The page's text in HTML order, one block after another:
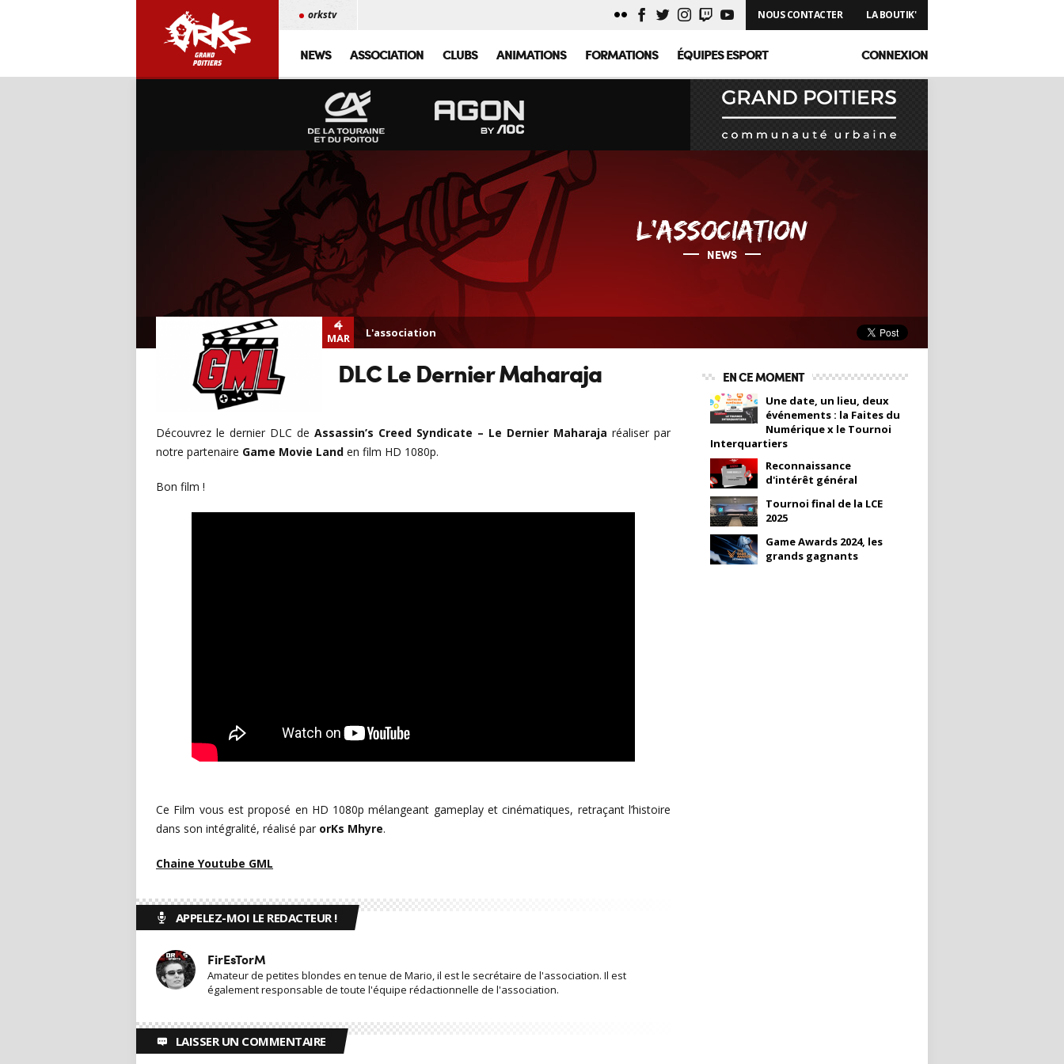
LA BOUTIK'
NOUS CONTACTER
orkstv
NEWS ASSOCIATION CLUBS ANIMATIONS FORMATIONS ÉQUIPES ESPORT CONNEXION
L'ASSOCIATION
NEWS
4
MAR L'association
DLC Le Dernier Maharaja
Découvrez le dernier DLC de Assassin’s Creed Syndicate – Le Dernier Maharaja réaliser par
notre partenaire Game Movie Land en film HD 1080p.
Bon film !
Ce Film vous est proposé en HD 1080p mélangeant gameplay et cinématiques, retraçant l’histoire
dans son intégralité, réalisé par orKs Mhyre.
Chaine Youtube GML
APPELEZ-MOI LE REDACTEUR !
FirEsTorM
Amateur de petites blondes en tenue de Mario, il est le secrétaire de l'association. Il est
également responsable de toute l'équipe rédactionnelle de l'association.
LAISSER UN COMMENTAIRE
EN CE MOMENT
Une date, un lieu, deux
événements : la Faites du
Numérique x le Tournoi
Interquartiers
Reconnaissance
d'intérêt général
Tournoi final de la LCE
2025
Game Awards 2024, les
grands gagnants